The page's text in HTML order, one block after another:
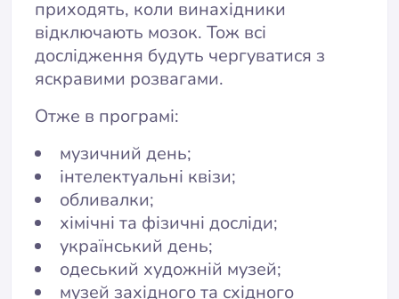
приходять, коли винахідники
відключають мозок. Тож всі
дослідження будуть чергуватися з
яскравими розвагами.
Отже в програмі:
музичний день;
інтелектуальні квізи;
обливалки;
хімічні та фізичні досліди;
український день;
одеський художній музей;
музей західного та східного